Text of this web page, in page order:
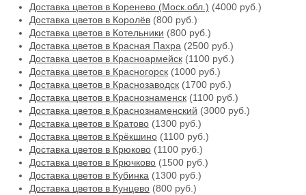
Доставка цветов в Коренево (Моск.обл.) (4000 руб.)
Доставка цветов в Королёв (800 руб.)
Доставка цветов в Котельники (800 руб.)
Доставка цветов в Красная Пахра (2500 руб.)
Доставка цветов в Красноармейск (1100 руб.)
Доставка цветов в Красногорск (1000 руб.)
Доставка цветов в Краснозаводск (1700 руб.)
Доставка цветов в Краснознаменск (1100 руб.)
Доставка цветов в Краснознаменский (3000 руб.)
Доставка цветов в Кратово (1300 руб.)
Доставка цветов в Крёкшино (1100 руб.)
Доставка цветов в Крюково (1100 руб.)
Доставка цветов в Крючково (1500 руб.)
Доставка цветов в Кубинка (1300 руб.)
Доставка цветов в Кунцево (800 руб.)